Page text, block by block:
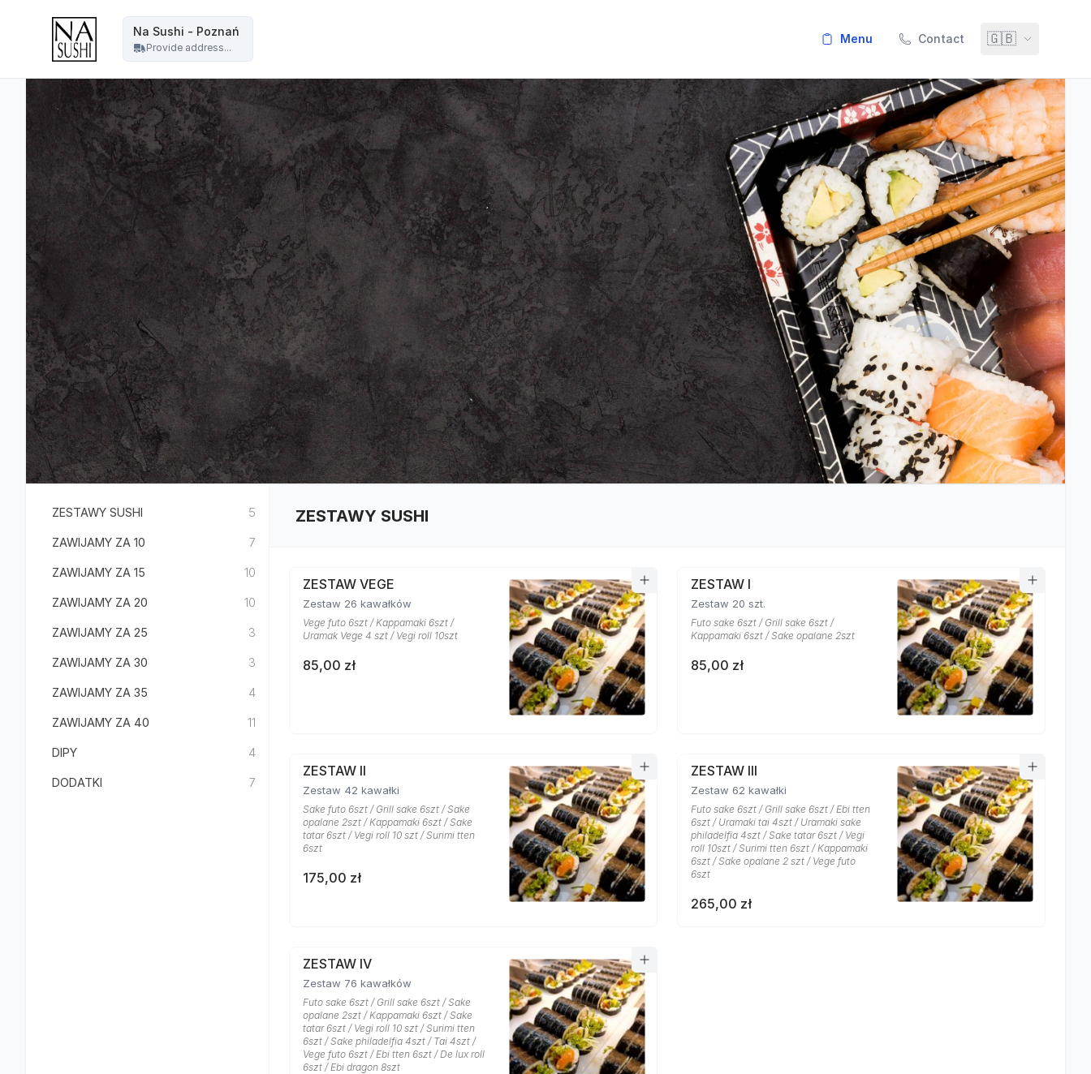
Na Sushi - Poznań
Provide address...
menu Contact 🇬🇧
ZESTAWY SUSHI 5
ZAWIJAMY ZA 10 7
ZAWIJAMY ZA 15 10
ZAWIJAMY ZA 20 10
ZAWIJAMY ZA 25 3
ZAWIJAMY ZA 30 3
ZAWIJAMY ZA 35 4
ZAWIJAMY ZA 40 11
DIPY 4
DODATKI 7
ZESTAWY SUSHI
ZESTAW VEGE
Zestaw 26 kawałków
Vege futo 6szt / Kappamaki 6szt /
Uramak Vege 4 szt / Vegi roll 10szt
85,00 zł
ZESTAW I
Zestaw 20 szt.
Futo sake 6szt / Grill sake 6szt /
Kappamaki 6szt / Sake opalane 2szt
85,00 zł
ZESTAW II
Zestaw 42 kawałki
Sake futo 6szt / Grill sake 6szt / Sake
opalane 2szt / Kappamaki 6szt / Sake
tatar 6szt / Vegi roll 10 szt / Surimi tten
6szt
175,00 zł
ZESTAW III
Zestaw 62 kawałki
Futo sake 6szt / Grill sake 6szt / Ebi tten
6szt / Uramaki tai 4szt / Uramaki sake
philadelfia 4szt / Sake tatar 6szt / Vegi
roll 10szt / Surimi tten 6szt / Kappamaki
6szt / Sake opalane 2 szt / Vege futo
6szt
265,00 zł
ZESTAW IV
Zestaw 76 kawałków
Futo sake 6szt / Grill sake 6szt / Sake
opalane 2szt / Kappamaki 6szt / Sake
tatar 6szt / Vegi roll 10 szt / Surimi tten
6szt / Sake philadelfia 4szt / Tai 4szt /
Vege futo 6szt / Ebi tten 6szt / De lux roll
6szt / Ebi dragon 8szt